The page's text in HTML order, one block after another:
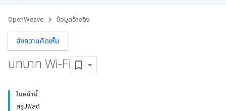
OpenWeave ข้อมูลอ้างอิง
ส่งความคิดเห็น
บทบาท Wi-Fi
ในหน้านี้
สรุปฟิลด์